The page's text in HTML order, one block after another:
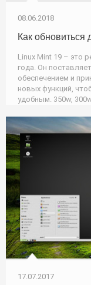
08.06.2018
Как обновиться
Linux Mint 19 – это
года. Он
обеспечением и
новых функций,
удобным. 350w,
17.07.2017